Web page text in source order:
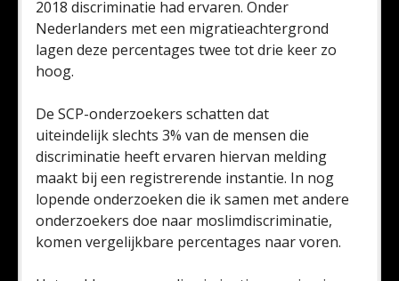
2018 discriminatie had ervaren. Onder
Nederlanders met een migratieachtergrond
lagen deze percentages twee tot drie keer zo
hoog.
De SCP-onderzoekers schatten dat
uiteindelijk slechts 3% van de mensen die
discriminatie heeft ervaren hiervan melding
maakt bij een registrerende instantie. In nog
lopende onderzoeken die ik samen met andere
onderzoekers doe naar moslimdiscriminatie,
komen vergelijkbare percentages naar voren.